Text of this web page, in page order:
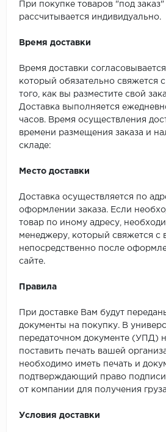
При покупке товаров "под
рассчитывается индивидуально.
Время доставки
Время доставки
который обязательно свяжется
того, как вы разместите свой
Доставка выполняется
часов. Время осуществления
времени размещения заказа и
складе:
Место доставки
Доставка осуществляется по
оформлении заказа. Если
товар по иному адресу,
менеджеру, который свяжется с
непосредственно после
сайте.
Правила
При доставке Вам будут
документы на покупку. В
передаточном документе (УПД)
поставить печать вашей
необходимо иметь печать и
подтверждающий право
от компании для получения
Условия доставки